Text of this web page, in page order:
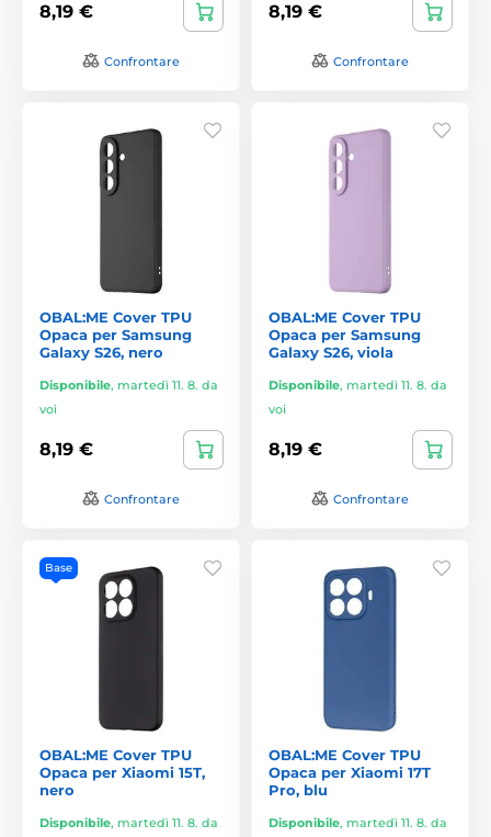
8,19 €
Confrontare
8,19 €
Confrontare
OBAL:ME Cover TPU
Opaca per Samsung
Galaxy S26, nero
Disponibile, martedì 11. 8. da
voi
8,19 €
Confrontare
OBAL:ME Cover TPU
Opaca per Samsung
Galaxy S26, viola
Disponibile, martedì 11. 8. da
voi
8,19 €
Confrontare
Base
OBAL:ME Cover TPU
Opaca per Xiaomi 15T,
nero
Disponibile, martedì 11. 8. da
OBAL:ME Cover TPU
Opaca per Xiaomi 17T
Pro, blu
Disponibile, martedì 11. 8. da